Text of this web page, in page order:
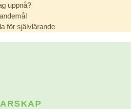
uppnå?
för självlärande